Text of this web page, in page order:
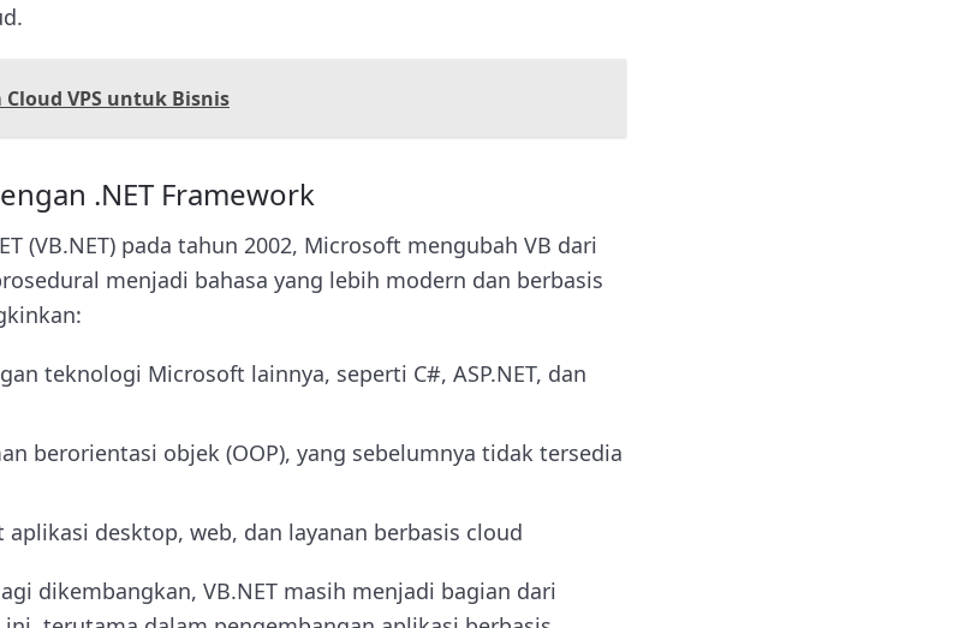
VPS untuk Bisnis
.NET Framework
(VB.NET) pada tahun 2002, Microsoft mengubah VB dari
menjadi bahasa yang lebih modern dan berbasis
teknologi Microsoft lainnya, seperti C#, ASP.NET, dan
berorientasi objek (OOP), yang sebelumnya tidak tersedia
desktop, web, dan layanan berbasis cloud
dikembangkan, VB.NET masih menjadi bagian dari